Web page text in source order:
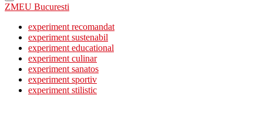
ZMEU Bucuresti
experiment recomandat
experiment sustenabil
experiment educational
experiment culinar
experiment sanatos
experiment sportiv
experiment stilistic